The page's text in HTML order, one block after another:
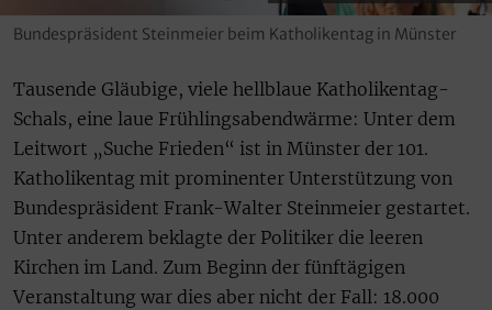
Bundespräsident Steinmeier beim Katholikentag in Münster
Tausende Gläubige, viele hellblaue Katholikentag-
Schals, eine laue Frühlingsabendwärme: Unter dem
Leitwort „Suche Frieden“ ist in Münster der 101.
Katholikentag mit prominenter Unterstützung von
Bundespräsident Frank-Walter Steinmeier gestartet.
Unter anderem beklagte der Politiker die leeren
Kirchen im Land. Zum Beginn der fünftägigen
Veranstaltung war dies aber nicht der Fall: 18.000